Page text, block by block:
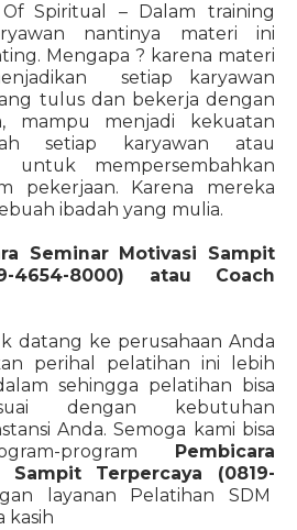
– Dalam training
nantinya materi ini
Mengapa ? karena materi
setiap karyawan
tulus dan bekerja dengan
mampu menjadi kekuatan
setiap karyawan atau
untuk mempersembahkan
pekerjaan. Karena mereka
ibadah yang mulia.
Seminar Motivasi Sampit
4654-8000) atau Coach
datang ke perusahaan Anda
perihal pelatihan ini lebih
sehingga pelatihan bisa
dengan kebutuhan
Anda. Semoga kami bisa
program
Pembicara
Sampit Terpercaya (0819-
layanan Pelatihan SDM
kasih